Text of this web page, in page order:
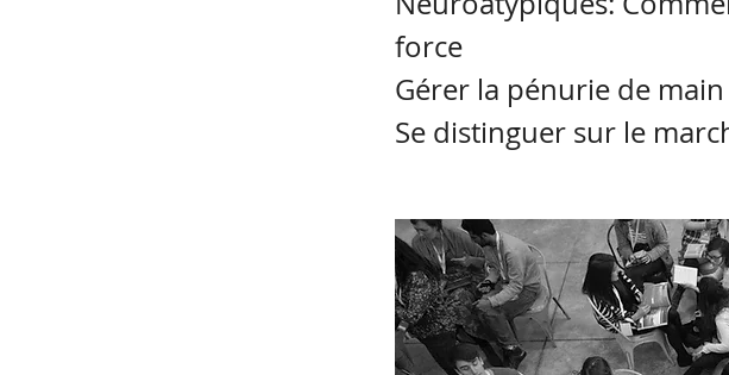
force
Gérer la pénurie de
Se distinguer sur le